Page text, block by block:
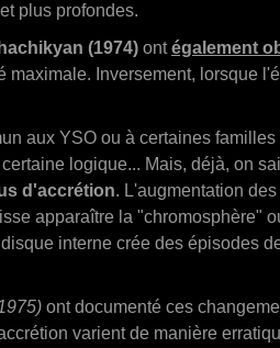
plus profondes.
(1974) ontégalement
maximale. Inversement, lorsque
aux YSO ou à certaines
logique... Mais, déjà, on
d'accrétion. L'augmentation
apparaître la "chromosphère"
interne crée des épisodes
ont documenté ces
varient de manière